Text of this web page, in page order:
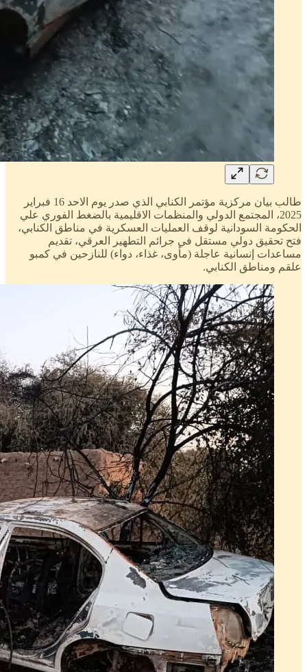
طالب بيان مركزية مؤتمر الكنابي الذي صدر يوم الاحد 16 فبراير
2025، المجتمع الدولي والمنظمات الاقليمية بالضغط الفوري علي
الحكومة السودانية لوقف العمليات العسكرية في مناطق الكنابي،
فتح تحقيق دولي مستقل في جرائم التطهير العرقي، تقديم
مساعدات إنسانية عاجلة (مأوى، غذاء، دواء) للنازحين في كمبو
علقم ومناطق الكنابي.